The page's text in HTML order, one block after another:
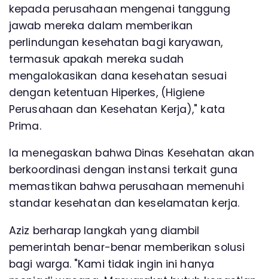
kepada perusahaan mengenai tanggung
jawab mereka dalam memberikan
perlindungan kesehatan bagi karyawan,
termasuk apakah mereka sudah
mengalokasikan dana kesehatan sesuai
dengan ketentuan Hiperkes, (Higiene
Perusahaan dan Kesehatan Kerja)," kata
Prima.
Ia menegaskan bahwa Dinas Kesehatan akan
berkoordinasi dengan instansi terkait guna
memastikan bahwa perusahaan memenuhi
standar kesehatan dan keselamatan kerja.
Aziz berharap langkah yang diambil
pemerintah benar-benar memberikan solusi
bagi warga. "Kami tidak ingin ini hanya